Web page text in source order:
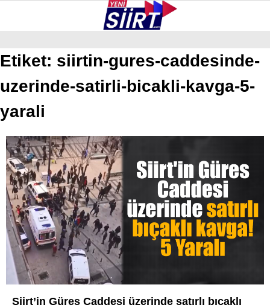
GALERİ VİDEO YAZARLAR
BAYKAN
PERVARI
ŞIRVAN
TILLO
GÜNDEM
NÖBETÇI ECZANELER
Etiket: siirtin-gures-caddesinde-
uzerinde-satirli-bicakli-kavga-5-
yarali
Siirt’in Güres Caddesi üzerinde satırlı bıçaklı